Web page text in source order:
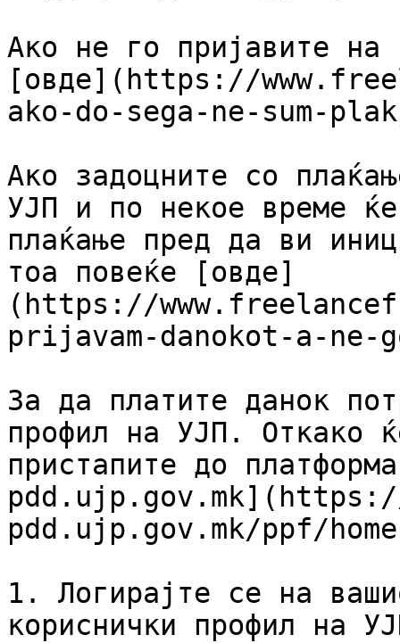
Ако не го пријавите на
[овде](https://
ako-do-sega-ne-sum-
Ако задоцните со
УЈП и по некое време
плаќање пред да ви
тоа повеќе [овде]
(https://
prijavam-danokot-a-
За да платите данок
профил на УЈП. Откако
пристапите до
pdd.ujp.gov.mk/ppf/
1. Логирајте се на
кориснички профил на